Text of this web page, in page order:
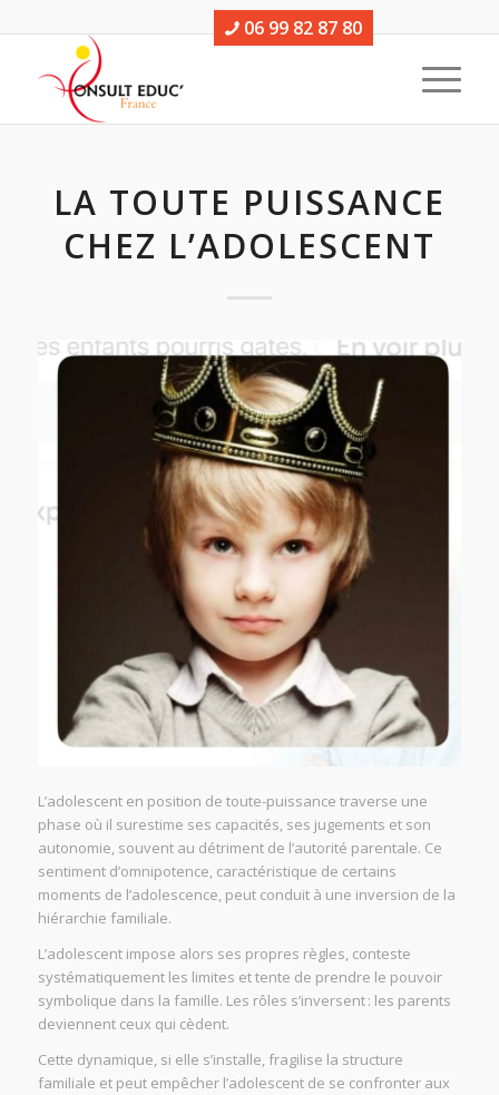
06 99 82 87 80
LA TOUTE PUISSANCE
CHEZ L’ADOLESCENT
L’adolescent en position de toute-puissance traverse une
phase où il surestime ses capacités, ses jugements et son
autonomie, souvent au détriment de l’autorité parentale. Ce
sentiment d’omnipotence, caractéristique de certains
moments de l’adolescence, peut conduit à une inversion de la
hiérarchie familiale.
L’adolescent impose alors ses propres règles, conteste
systématiquement les limites et tente de prendre le pouvoir
symbolique dans la famille. Les rôles s’inversent : les parents
deviennent ceux qui cèdent.
Cette dynamique, si elle s’installe, fragilise la structure
familiale et peut empêcher l’adolescent de se confronter aux